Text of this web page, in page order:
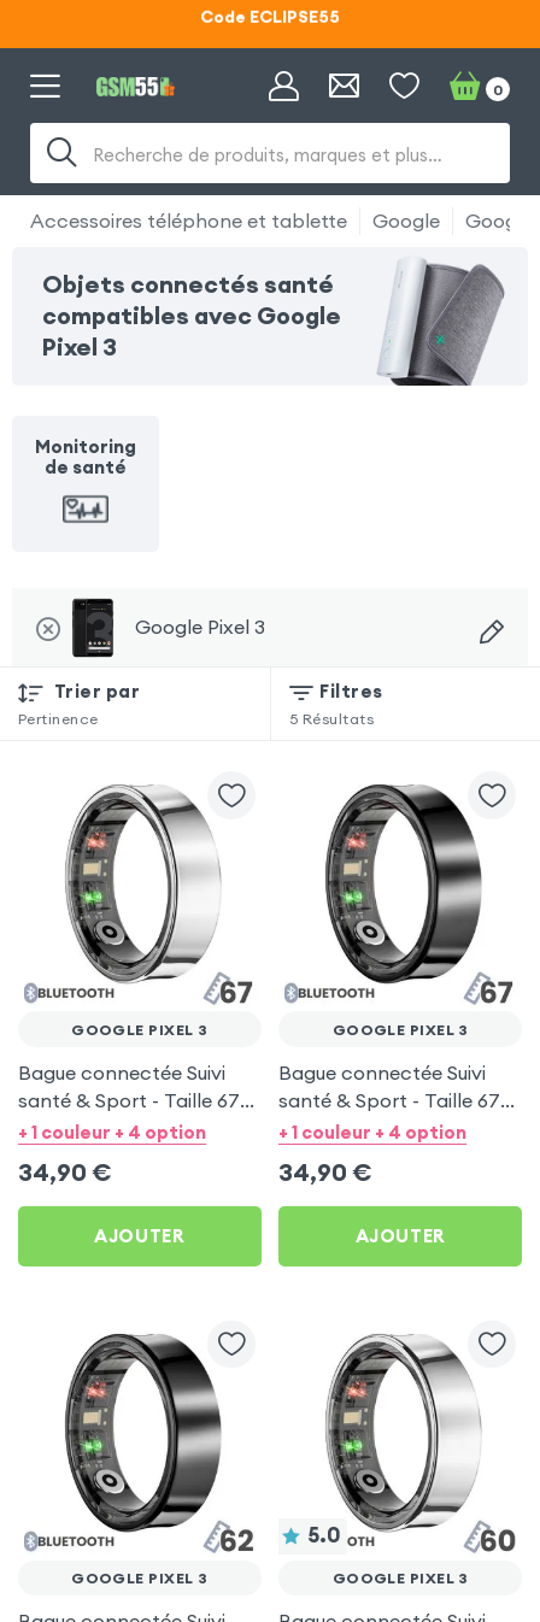
Code ECLIPSE55
Lunettes d'éclipse OFFERTES
Code ECLIPSE55
Recherche de produits, marques et plus…
0
Accessoires téléphone et tablette Google Google
Objets connectés santé
compatibles avec Google
Pixel 3
Monitoring
de santé
Google Pixel 3
Trier par
Pertinence
Filtres
5 Résultats
GOOGLE PIXEL 3
Bague connectée Suivi
santé & Sport - Taille 67
Argent
+ 1 couleur + 4 option
34,90 €
AJOUTER
GOOGLE PIXEL 3
Bague connectée Suivi
santé & Sport - Taille 67
Noir
+ 1 couleur + 4 option
34,90 €
AJOUTER
GOOGLE PIXEL 3
5.0
GOOGLE PIXEL 3